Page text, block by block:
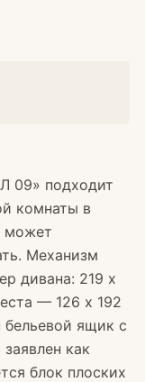
09» подходит
комнаты в
может
Механизм
дивана: 219 х
— 126 х 192
ящик с
как
блок плоских